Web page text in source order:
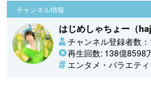
チャンネル情報
はじめしゃちょー（
チャンネル登録者数
再生回数: 138億8598
エンタメ・バラエティ